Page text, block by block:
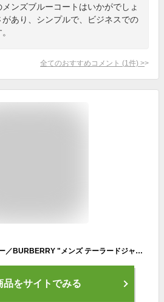
ンズブルーコートはいかがでしょ
あり、シンプルで、ビジネスでの
全てのおすすめコメント (1 件) >
＼ポイント5倍／ バーバリー／BURBERRY "メンズ テーラードジャケット・コート(ブラック) 8060883／BLACK[返品OK]
品をサイトでみる